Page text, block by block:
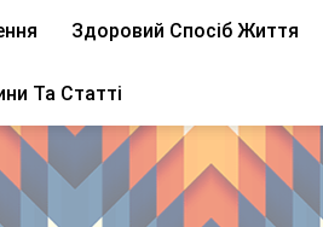
Здоровий Спосіб Життя
Та Статті